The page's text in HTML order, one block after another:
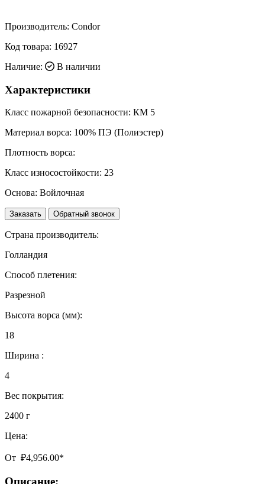
Производитель: Condor
Код товара: 16927
Наличие:
В наличии
Характеристики
Класс пожарной безопасности: КМ 5
Материал ворса: 100% ПЭ (Полиэстер)
Плотность ворса:
Класс износостойкости: 23
Основа: Войлочная
Заказать Обратный звонок
Страна производитель:
Голландия
Способ плетения:
Разрезной
Высота ворса (мм):
18
Ширина :
4
Вес покрытия:
2400 г
Цена:
От ₽4,956.00*
Описание: